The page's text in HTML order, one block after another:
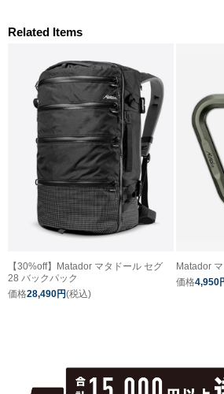
Related Items
【30%off】Matador マタドール セグ
28 バックパック
価格28,490円(税込)
Matador
価格4,950